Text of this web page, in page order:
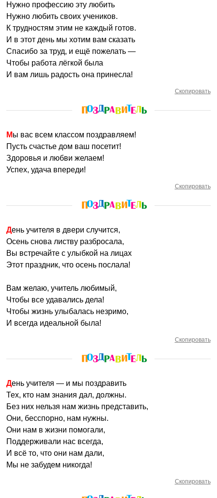
Нужно профессию эту любить
Нужно любить своих учеников.
К трудностям этим не каждый готов.
И в этот день мы хотим вам сказать
Спасибо за труд, и ещё пожелать —
Чтобы работа лёгкой была
И вам лишь радость она принесла!
Скопировать
Мы вас всем классом поздравляем!
Пусть счастье дом ваш посетит!
Здоровья и любви желаем!
Успех, удача впереди!
Скопировать
День учителя в двери случится,
Осень снова листву разбросала,
Вы встречайте с улыбкой на лицах
Этот праздник, что осень послала!
Вам желаю, учитель любимый,
Чтобы все удавались дела!
Чтобы жизнь улыбалась незримо,
И всегда идеальной была!
Скопировать
День учителя — и мы поздравить
Тех, кто нам знания дал, должны.
Без них нельзя нам жизнь представить,
Они, бесспорно, нам нужны.
Они нам в жизни помогали,
Поддерживали нас всегда,
И всё то, что они нам дали,
Мы не забудем никогда!
Скопировать